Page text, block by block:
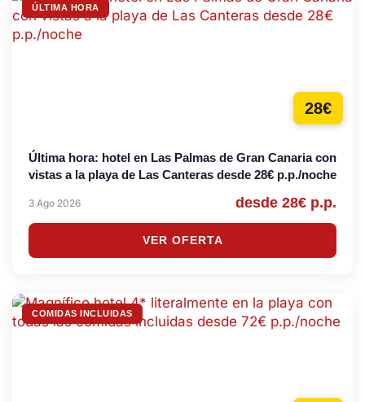
ÚLTIMA HORA
28€
Última hora: hotel en Las Palmas de Gran Canaria con
vistas a la playa de Las Canteras desde 28€ p.p./noche
3 Ago 2026 desde 28€ p.p.
VER OFERTA
COMIDAS INCLUIDAS